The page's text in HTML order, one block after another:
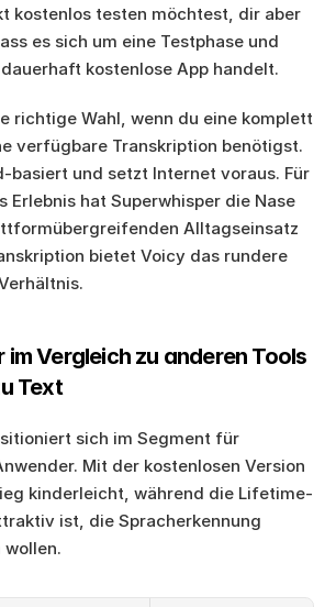
kostenlos testen möchtest, dir aber
es sich um eine Testphase und
kostenlose App handelt.
richtige Wahl, wenn du eine komplett
verfügbare Transkription benötigst.
basiert und setzt Internet voraus. Für
Erlebnis hat Superwhisper die Nase
Alltagseinsatz
bietet Voicy das rundere
im Vergleich zu anderen Tools
Text
sich im Segment für
Mit der kostenlosen Version
kinderleicht, während die Lifetime-
ist, die Spracherkennung
wollen.